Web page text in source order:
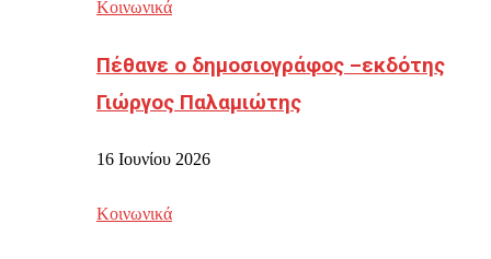
Κοινωνικά
Πέθανε ο δημοσιογράφος –εκδότης
Γιώργος Παλαμιώτης
16 Ιουνίου 2026
Κοινωνικά